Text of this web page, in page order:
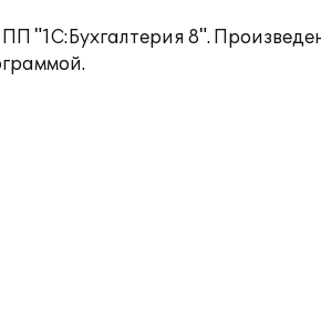
"1С:Бухгалтерия 8".